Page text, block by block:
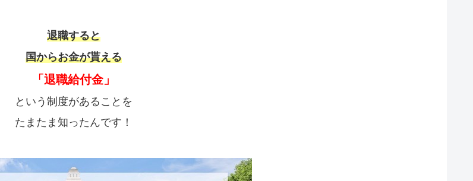
退職すると
国からお金が貰える
「退職給付金」
という制度があることを
たまたま知ったんです！